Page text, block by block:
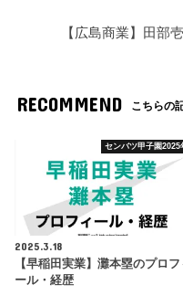
【広島商業】田部
RECOMMEND こちらの
センバツ甲子園2025
2025.3.18
【早稲田実業】灘本塁のプロフ
ール・経歴